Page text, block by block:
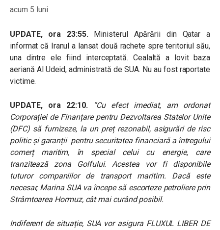
acum 5 luni
UPDATE, ora 23:55.Ministerul Apărării din Qatar a
informat că Iranul a lansat două rachete spre teritoriul său,
una dintre ele fiind interceptată. Cealaltă a lovit baza
aeriană Al Udeid, administrată de SUA. Nu au fost raportate
victime.
UPDATE, ora 22:10.
“Cu efect imediat, am ordonat
Corporației de Finanțare pentru Dezvoltarea Statelor Unite
(DFC) să furnizeze, la un preț rezonabil, asigurări de risc
politic și garanții pentru securitatea financiară a întregului
comerț maritim, în special celui cu energie, care
tranzitează zona Golfului. Acestea vor fi disponibile
tuturor companiilor de transport maritim. Dacă este
necesar, Marina SUA va începe să escorteze petroliere prin
Strâmtoarea Hormuz, cât mai curând posibil.
Indiferent de situație, SUA vor asigura FLUXUL LIBER DE